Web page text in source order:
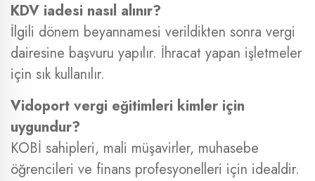
KDV iadesi nasıl alınır?
İlgili dönem beyannamesi verildikten sonra vergi
dairesine başvuru yapılır. İhracat yapan işletmeler
için sık kullanılır.
Vidoport vergi eğitimleri kimler için
uygundur?
KOBİ sahipleri, mali müşavirler, muhasebe
öğrencileri ve finans profesyonelleri için idealdir.